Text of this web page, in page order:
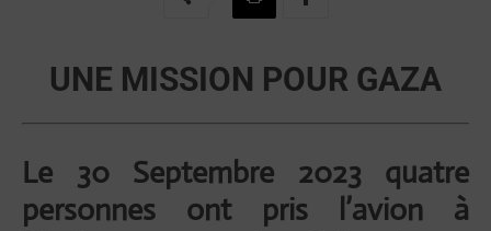
UNE MISSION POUR GAZA
Le 30 Septembre 2023 quatre
personnes ont pris l’avion à